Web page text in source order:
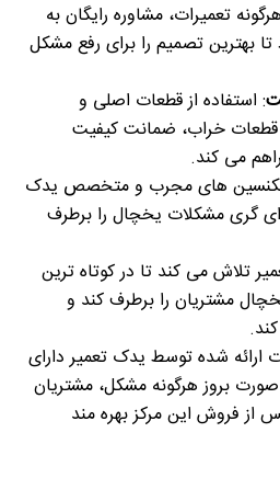
تعمیرات، مشاوره رایگان به
بهترین تصمیم را برای رفع مشکل
: استفاده از قطعات اصلی و
قطعات خراب، ضمانت کیفیت
می کند.
های مجرب و متخصص یدک
گری مشکلات یخچال را برطرف
تلاش می کند تا در کوتاه ترین
مشتریان را برطرف کند و
ارائه شده توسط یدک تعمیر دارای
بروز هرگونه مشکل، مشتریان
از فروش این مرکز بهره مند